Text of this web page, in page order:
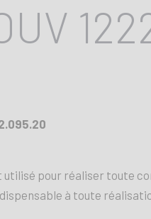
utilisé pour réaliser toute
à toute